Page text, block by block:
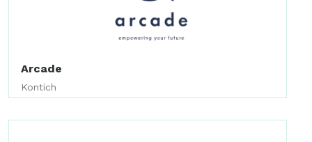
Arcade
Kontich